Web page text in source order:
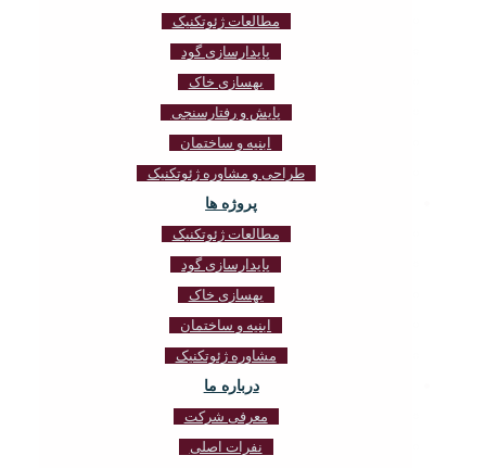
مطالعات ژئوتکنیک
پایدارسازی گود
بهسازی خاک
پایش و رفتارسنجی
ابنیه و ساختمان
طراحی و مشاوره ژئوتکنیک
پروژه ها
مطالعات ژئوتکنیک
پایدارسازی گود
بهسازی خاک
ابنیه و ساختمان
مشاوره ژئوتکنیک
درباره ما
معرفی شرکت
نفرات اصلی